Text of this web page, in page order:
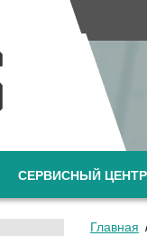
СЕРВИСНЫЙ ЦЕНТР
Главная